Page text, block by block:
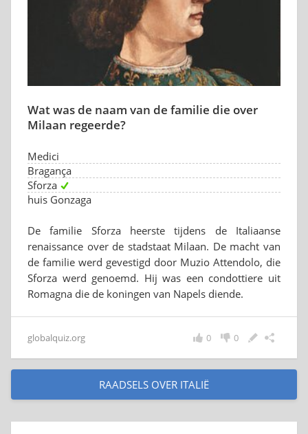
Wat was de naam van de familie die over
Milaan regeerde?
Medici
Bragança
Sforza
huis Gonzaga
De familie Sforza heerste tijdens de Italiaanse
renaissance over de stadstaat Milaan. De macht van
de familie werd gevestigd door Muzio Attendolo, die
Sforza werd genoemd. Hij was een condottiere uit
Romagna die de koningen van Napels diende.
globalquiz.org 0
0
RAADSELS OVER ITALIË